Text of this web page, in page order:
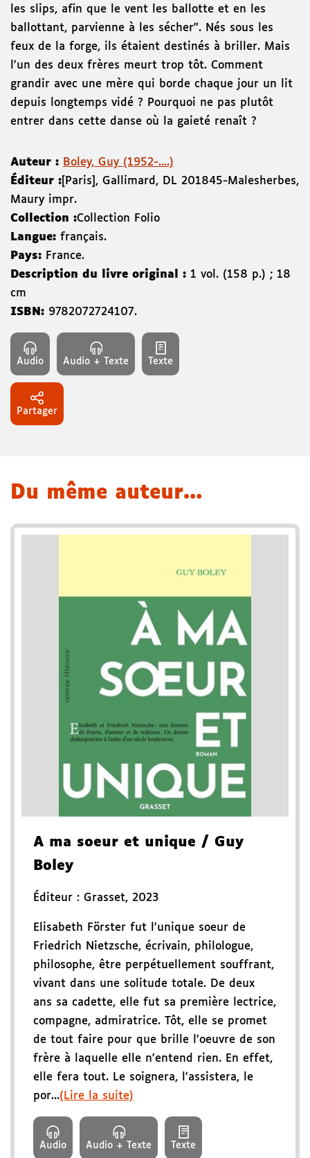
les slips, afin que le vent les ballotte et en les
ballottant, parvienne à les sécher". Nés sous les
feux de la forge, ils étaient destinés à briller. Mais
l'un des deux frères meurt trop tôt. Comment
grandir avec une mère qui borde chaque jour un lit
depuis longtemps vidé ? Pourquoi ne pas plutôt
entrer dans cette danse où la gaieté renaît ?
Auteur : Boley, Guy (1952-....)
Éditeur : [Paris] , Gallimard , DL 201845-Malesherbes,
Maury impr.
Collection :Collection Folio
Langue: français.
Pays: France.
Description du livre original : 1 vol. (158 p.) ; 18
cm
ISBN: 9782072724107.
Audio Audio + Texte Texte
Partager
Du même auteur…
A ma soeur et unique / Guy
Boley
Éditeur : Grasset, 2023
Elisabeth Förster fut l'unique soeur de
Friedrich Nietzsche, écrivain, philologue,
philosophe, être perpétuellement souffrant,
vivant dans une solitude totale. De deux
ans sa cadette, elle fut sa première lectrice,
compagne, admiratrice. Tôt, elle se promet
de tout faire pour que brille l'oeuvre de son
frère à laquelle elle n'entend rien. En effet,
elle fera tout. Le soignera, l'assistera, le
por...(Lire la suite)
Audio Audio + Texte Texte